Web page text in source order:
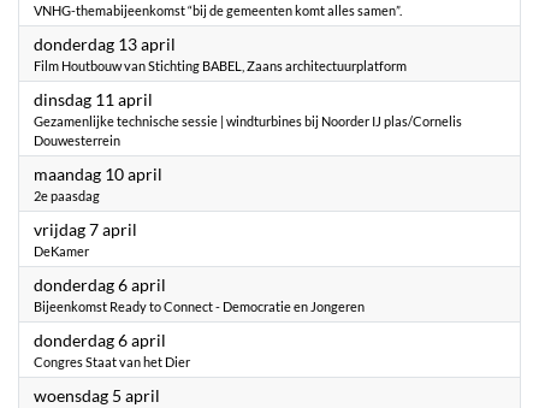
VNHG-themabijeenkomst “bij de gemeenten komt alles samen”.
donderdag 13 april
Film Houtbouw van Stichting BABEL, Zaans architectuurplatform
dinsdag 11 april
Gezamenlijke technische sessie | windturbines bij Noorder IJ plas/Cornelis
Douwesterrein
maandag 10 april
2e paasdag
vrijdag 7 april
DeKamer
donderdag 6 april
Bijeenkomst Ready to Connect - Democratie en Jongeren
donderdag 6 april
Congres Staat van het Dier
woensdag 5 april